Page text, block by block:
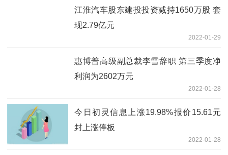
江淮汽车股东建投投资减持1650万股 套
现2.79亿元
2022-01-29
惠博普高级副总裁李雪辞职 第三季度净
利润为2602万元
2022-01-28
今日初灵信息上涨19.98%报价15.61元
封上涨停板
2022-01-28